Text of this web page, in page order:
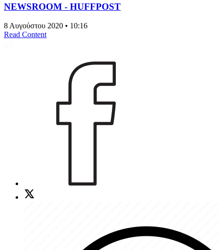
NEWSROOM - HUFFPOST
8 Αυγούστου 2020 • 10:16
Read Content